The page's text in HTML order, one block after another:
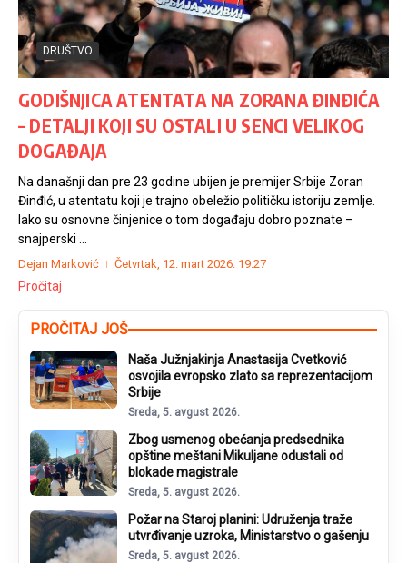
DRUŠTVO
GODIŠNJICA ATENTATA NA ZORANA ĐINĐIĆA
– DETALJI KOJI SU OSTALI U SENCI VELIKOG
DOGAĐAJA
Na današnji dan pre 23 godine ubijen je premijer Srbije Zoran
Đinđić, u atentatu koji je trajno obeležio političku istoriju zemlje.
Iako su osnovne činjenice o tom događaju dobro poznate –
snajperski ...
Dejan Marković Četvrtak, 12. mart 2026. 19:27
Pročitaj
PROČITAJ JOŠ
Naša Južnjakinja Anastasija Cvetković
osvojila evropsko zlato sa reprezentacijom
Srbije
Sreda, 5. avgust 2026.
Zbog usmenog obećanja predsednika
opštine meštani Mikuljane odustali od
blokade magistrale
Sreda, 5. avgust 2026.
Požar na Staroj planini: Udruženja traže
utvrđivanje uzroka, Ministarstvo o gašenju
Sreda, 5. avgust 2026.